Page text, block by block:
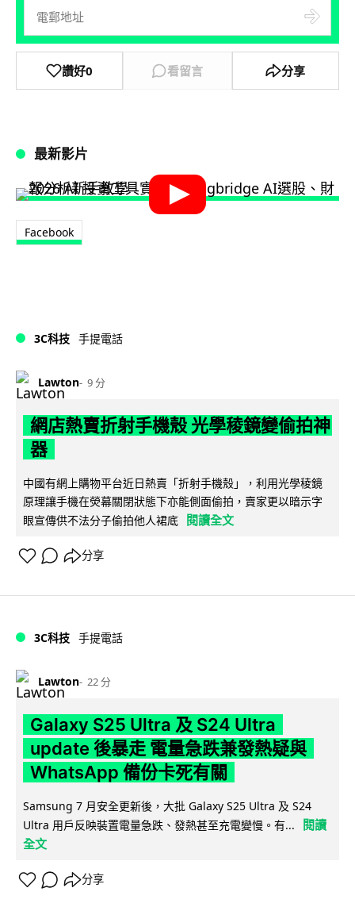
讚好0 看留言 分享
最新影片
Facebook
3C科技 手提電話
Lawton 9 分
網店熱賣折射手機殼 光學稜鏡變偷拍神
器
中國有網上購物平台近日熱賣「折射手機殼」，利用光學稜鏡
原理讓手機在熒幕關閉狀態下亦能側面偷拍，賣家更以暗示字
眼宣傳供不法分子偷拍他人裙底
閱讀全文
分享
3C科技 手提電話
Lawton 22 分
Galaxy S25 Ultra 及 S24 Ultra
update 後暴走 電量急跌兼發熱疑與
WhatsApp 備份卡死有關
Samsung 7 月安全更新後，大批 Galaxy S25 Ultra 及 S24
Ultra 用戶反映裝置電量急跌、發熱甚至充電變慢。有...
閱讀
全文
分享